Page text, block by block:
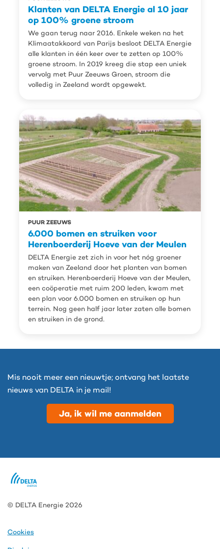
Klanten van DELTA Energie al 10 jaar
op 100% groene stroom
We gaan terug naar 2016. Enkele weken na het
Klimaatakkoord van Parijs besloot DELTA Energie
alle klanten in één keer over te zetten op 100%
groene stroom. In 2019 kreeg die stap een uniek
vervolg met Puur Zeeuws Groen, stroom die
volledig in Zeeland wordt opgewekt.
PUUR ZEEUWS
6.000 bomen en struiken voor
Herenboerderij Hoeve van der Meulen
DELTA Energie zet zich in voor het nóg groener
maken van Zeeland door het planten van bomen
en struiken. Herenboerderij Hoeve van der Meulen,
een coöperatie met ruim 200 leden, kwam met
een plan voor 6.000 bomen en struiken op hun
terrein. Nog geen half jaar later zaten alle bomen
en struiken in de grond.
Mis nooit meer een nieuwtje; ontvang het laatste
nieuws van DELTA in je mail!
Ja, ik wil me aanmelden
© DELTA Energie 2026
Cookies